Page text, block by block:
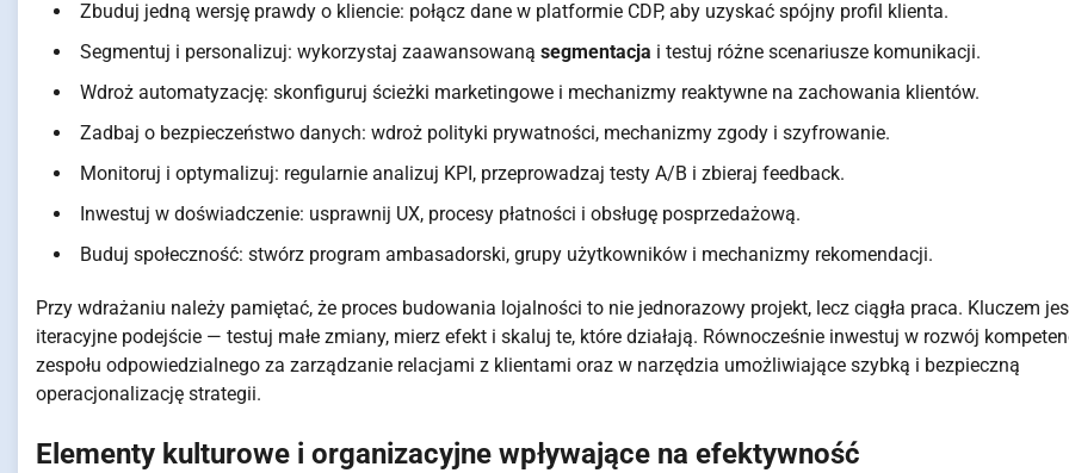
Zbuduj jedną wersję prawdy o kliencie: połącz dane w platformie CDP, aby uzyskać spójny profil klienta.
Segmentuj i personalizuj: wykorzystaj zaawansowaną segmentacja i testuj różne scenariusze komunikacji.
Wdroż automatyzację: skonfiguruj ścieżki marketingowe i mechanizmy reaktywne na zachowania klientów.
Zadbaj o bezpieczeństwo danych: wdroż polityki prywatności, mechanizmy zgody i szyfrowanie.
Monitoruj i optymalizuj: regularnie analizuj KPI, przeprowadzaj testy A/B i zbieraj feedback.
Inwestuj w doświadczenie: usprawnij UX, procesy płatności i obsługę posprzedażową.
Buduj społeczność: stwórz program ambasadorski, grupy użytkowników i mechanizmy rekomendacji.
Przy wdrażaniu należy pamiętać, że proces budowania lojalności to nie jednorazowy projekt, lecz ciągła praca. Kluczem
iteracyjne podejście — testuj małe zmiany, mierz efekt i skaluj te, które działają. Równocześnie inwestuj w rozwój
zespołu odpowiedzialnego za zarządzanie relacjami z klientami oraz w narzędzia umożliwiające szybką i bezpieczną
operacjonalizację strategii.
Elementy kulturowe i organizacyjne wpływające na efektywność